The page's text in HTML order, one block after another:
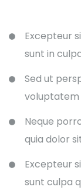
Excepteur
sunt in
Sed ut
voluptatem
Neque
quia dolor
Excepteur
sunt culpa